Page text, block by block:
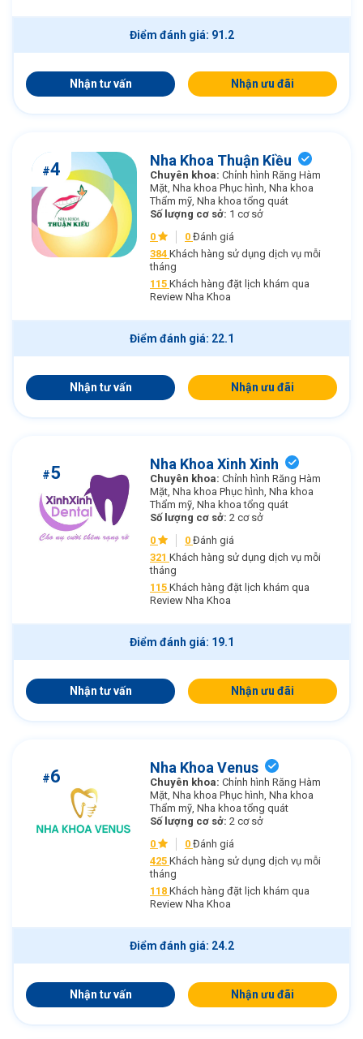
Điểm đánh giá: 91.2
Nhận tư vấn Nhận ưu đãi
#4 Nha Khoa Thuận Kiều
Chuyên khoa: Chỉnh hình Răng Hàm
Mặt, Nha khoa Phục hình, Nha khoa
Thẩm mỹ, Nha khoa tổng quát
Số lượng cơ sở: 1 cơ sở
0
0 Đánh giá
384 Khách hàng sử dụng dịch vụ mỗi
tháng
115 Khách hàng đặt lịch khám qua
Review Nha Khoa
Điểm đánh giá: 22.1
Nhận tư vấn Nhận ưu đãi
#5 Nha Khoa Xinh Xinh
Chuyên khoa: Chỉnh hình Răng Hàm
Mặt, Nha khoa Phục hình, Nha khoa
Thẩm mỹ, Nha khoa tổng quát
Số lượng cơ sở: 2 cơ sở
0
0 Đánh giá
321 Khách hàng sử dụng dịch vụ mỗi
tháng
115 Khách hàng đặt lịch khám qua
Review Nha Khoa
Điểm đánh giá: 19.1
Nhận tư vấn Nhận ưu đãi
#6 Nha Khoa Venus
Chuyên khoa: Chỉnh hình Răng Hàm
Mặt, Nha khoa Phục hình, Nha khoa
Thẩm mỹ, Nha khoa tổng quát
Số lượng cơ sở: 2 cơ sở
0
0 Đánh giá
425 Khách hàng sử dụng dịch vụ mỗi
tháng
118 Khách hàng đặt lịch khám qua
Review Nha Khoa
Điểm đánh giá: 24.2
Nhận tư vấn Nhận ưu đãi